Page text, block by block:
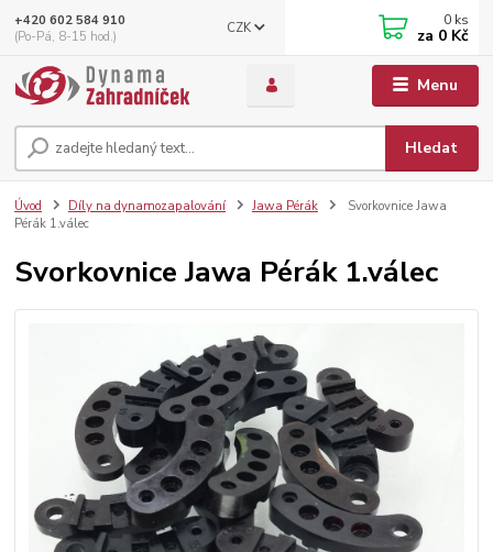
Menu
CZK
Hledat
+420 602 584 910
(Po-Pá, 8-15 hod.)
0 ks
za 0 Kč
Úvod Díly na dynamozapalování Jawa Pérák
Svorkovnice Jawa
Pérák 1.válec
Svorkovnice Jawa Pérák 1.válec